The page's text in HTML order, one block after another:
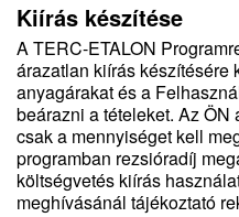
Kiírás készítése
A TERC-ETALON
árazatlan kiírás készítésére
anyagárakat és a
beárazni a tételeket. Az
csak a mennyiséget kell
programban rezsióradíj
költségvetés kiírás
meghívásánál tájékoztató